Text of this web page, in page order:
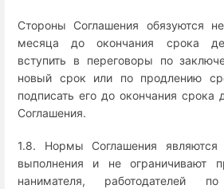
Стороны Соглашения обязуются
месяца до окончания срока
вступить в переговоры по
новый срок или по продлению
подписать его до окончания срока
Соглашения.
1.8. Нормы Соглашения являются
выполнения и не ограничивают
нанимателя, работодателей